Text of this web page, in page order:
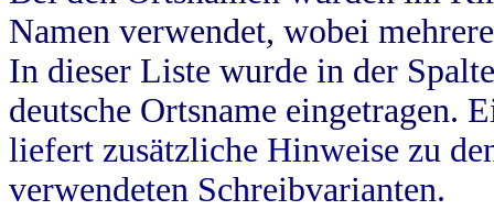
Namen verwendet, wobei
In dieser Liste wurde in der
deutsche Ortsname eingetragen.
liefert zusätzliche Hinweise zu
verwendeten Schreibvarianten.